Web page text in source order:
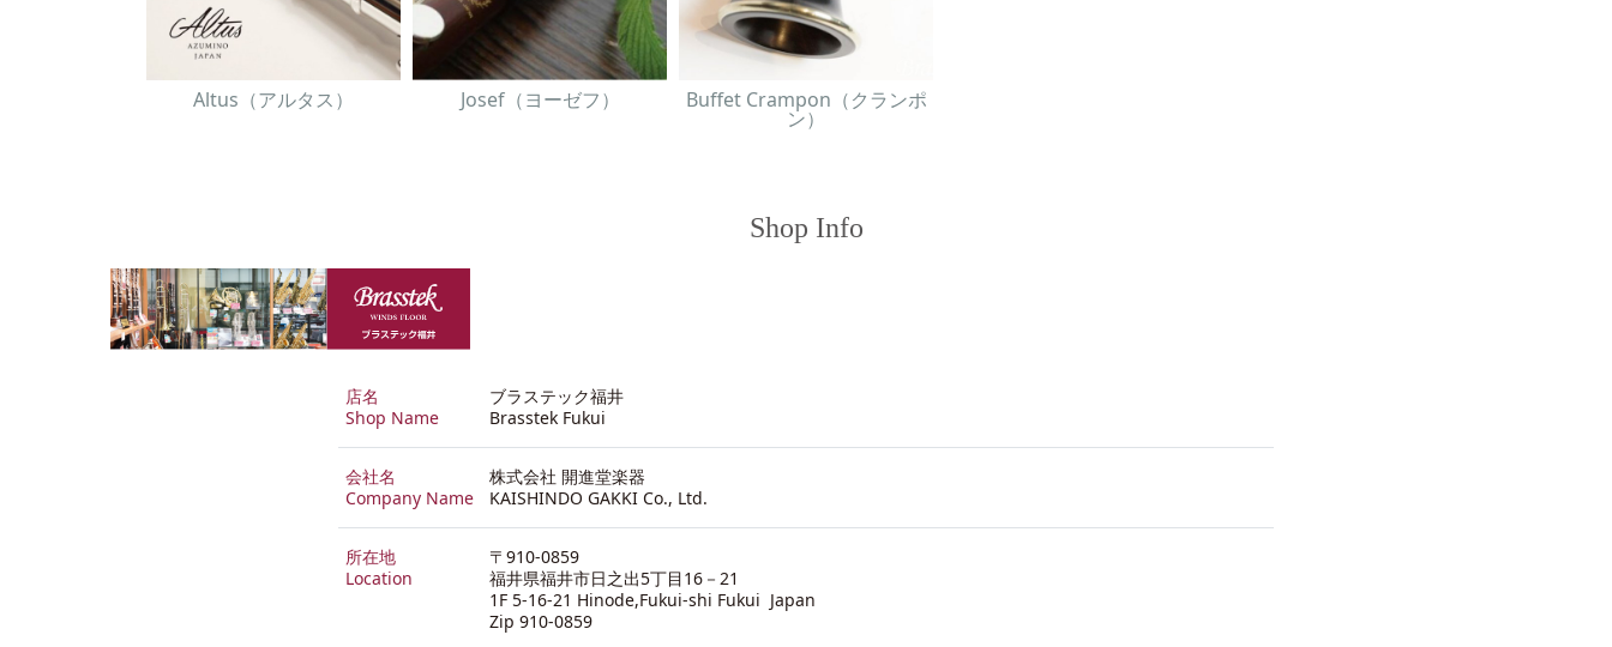
Altus（アルタス） Josef（ヨーゼフ） Buffet Crampon（クランポ
ン）
Shop Info
店名
Shop Name
ブラステック福井
Brasstek Fukui
会社名
Company Name
株式会社 開進堂楽器
KAISHINDO GAKKI Co., Ltd.
所在地
Location
〒910-0859
福井県福井市日之出5丁目16－21
1F 5-16-21 Hinode,Fukui-shi Fukui Japan
Zip 910-0859